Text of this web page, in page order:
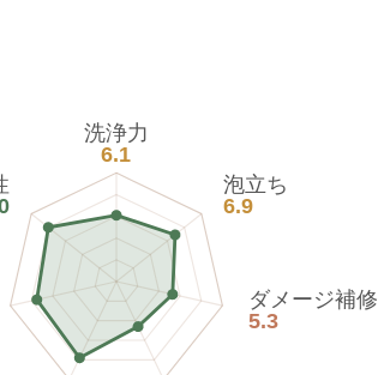
洗浄力
6.1
泡立ち
6.9
ダメージ補修
5.3